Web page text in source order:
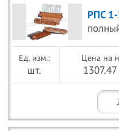
РПС
шт.
Цена на